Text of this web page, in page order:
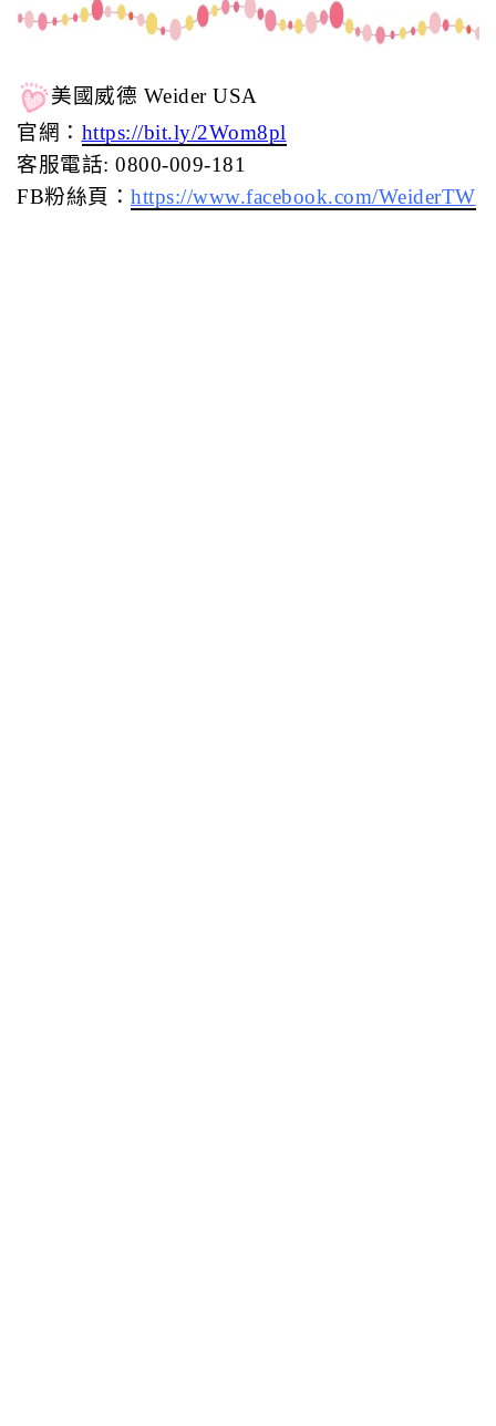
美國威德 Weider USA
官網： https://bit.ly/2Wom8pl
客服電話: 0800-009-181
FB粉絲頁： https://www.facebook.com/WeiderTW